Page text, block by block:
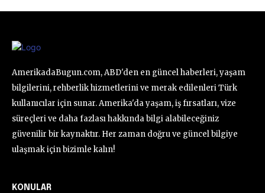
AmerikadaBugun.com, ABD'den en güncel haberleri, yaşam
bilgilerini, rehberlik hizmetlerini ve merak edilenleri Türk
kullanıcılar için sunar. Amerika'da yaşam, iş fırsatları, vize
süreçleri ve daha fazlası hakkında bilgi alabileceğiniz
güvenilir bir kaynaktır. Her zaman doğru ve güncel bilgiye
ulaşmak için bizimle kalın!
KONULAR